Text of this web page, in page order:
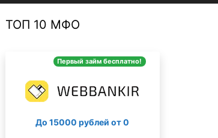
ТОП 10 МФО
Первый займ бесплатно!
До 15000 рублей от 0